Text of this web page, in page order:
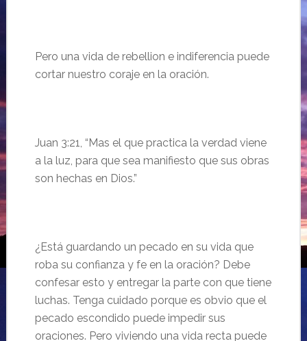
Pero una vida de rebellion e indiferencia puede
cortar nuestro coraje en la oración.
Juan 3:21, “Mas el que practica la verdad viene
a la luz, para que sea manifiesto que sus obras
son hechas en Dios.”
¿ Está guardando un pecado en su vida que
roba su confianza y fe en la oración? Debe
confesar esto y entregar la parte con que tiene
luchas. Tenga cuidado porque es obvio que el
pecado escondido puede impedir sus
oraciones. Pero viviendo una vida recta puede